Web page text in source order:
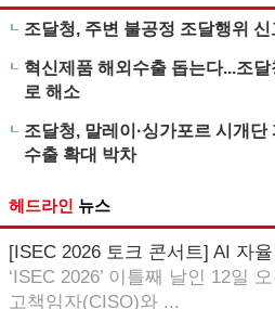
조달청, 주변 불공정 조달행위
혁신제품 해외수출 돕는다...조
로 해소
조달청, 말레이·싱가포르 시개단
수출 확대 박차
헤드라인 뉴스
[ISEC 2026 토크 콘서트] AI 자
‘ISEC 2026’ 이틀째 날인 12일
고책임자(CISO)와 ...